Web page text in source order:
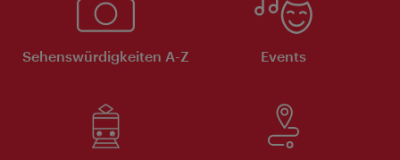
Sehenswürdigkeiten A-Z Events